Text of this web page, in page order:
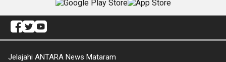
Jelajahi ANTARA News Mataram